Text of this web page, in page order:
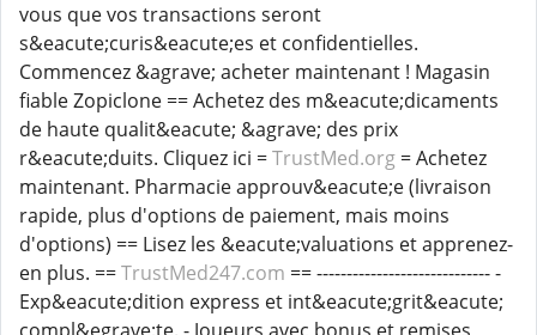
vous que vos transactions seront
s&eacute;curis&eacute;es et confidentielles.
Commencez &agrave; acheter maintenant ! Magasin
fiable Zopiclone == Achetez des m&eacute;dicaments
de haute qualit&eacute; &agrave; des prix
r&eacute;duits. Cliquez ici =TrustMed.org = Achetez
maintenant. Pharmacie approuv&eacute;e (livraison
rapide, plus d'options de paiement, mais moins
d'options) == Lisez les &eacute;valuations et apprenez-
en plus. ==TrustMed247.com == ----------------------------- -
Exp&eacute;dition express et int&eacute;grit&eacute;